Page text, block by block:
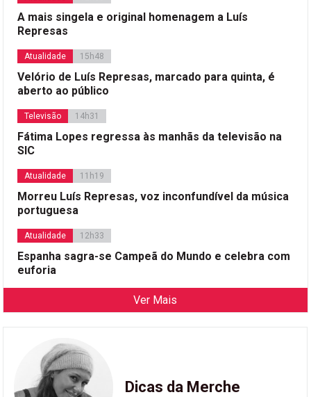
A mais singela e original homenagem a Luís
Represas
Atualidade 15h48
Velório de Luís Represas, marcado para quinta, é
aberto ao público
Televisão 14h31
Fátima Lopes regressa às manhãs da televisão na
SIC
Atualidade 11h19
Morreu Luís Represas, voz inconfundível da música
portuguesa
Atualidade 12h33
Espanha sagra-se Campeã do Mundo e celebra com
euforia
Ver Mais
Dicas da Merche